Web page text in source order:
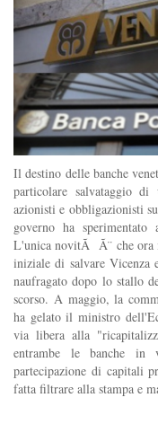
Il destino delle banche
particolare salvataggio
azionisti e obbligazionisti
governo ha
L'unica novitÃ Ã¨ che
iniziale di salvare Vicenza
naufragato dopo lo stallo
scorso. A maggio, la
ha gelato il ministro
via libera alla
entrambe le banche in
partecipazione di capitali
fatta filtrare alla stampa e